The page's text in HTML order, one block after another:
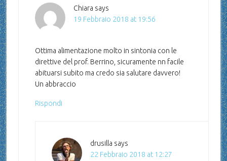
Chiara says
19 Febbraio 2018 at 19:56
Ottima alimentazione molto in sintonia con le
direttive del prof. Berrino, sicuramente nn facile
abituarsi subito ma credo sia salutare davvero!
Un abbraccio
Rispondi
drusilla says
22 Febbraio 2018 at 12:27